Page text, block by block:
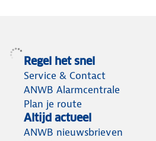
Regel het snel
Service & Contact
ANWB Alarmcentrale
Plan je route
Altijd actueel
ANWB nieuwsbrieven